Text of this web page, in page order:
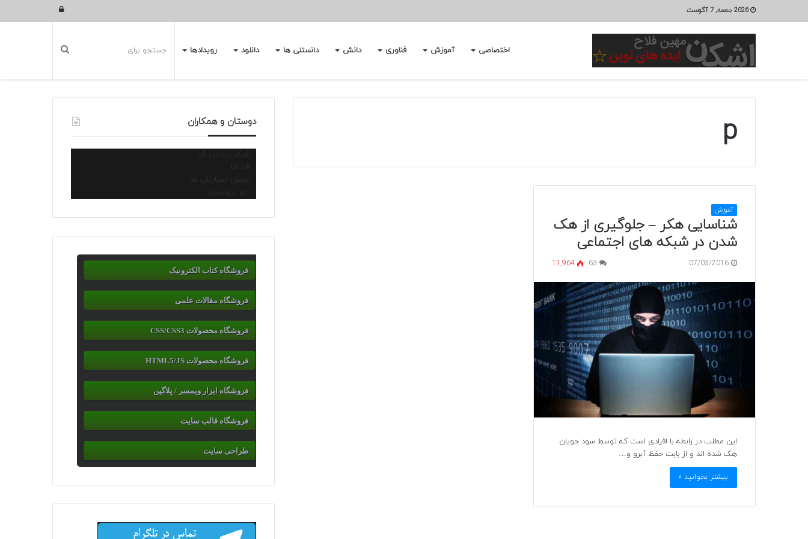
2026 جمعه, 7 آگوست ورود
اختصاصی آموزش فناوری دانش دانستنی ها دانلود رویدادها
p
آموزش
شناسایی هکر – جلوگیری از هک
شدن در شبکه های اجتماعی
07/03/2016
63
11,964
این مطلب در رابطه با افرادی است که توسط سود جویان
هک شده اند و از بابت حفظ آبرو و…
بیشتر بخوانید »
دوستان و همکاران
شرکت دانش آرا
انجمن استارتاپ ها
نانو پروسسور
فروشگاه کتاب الکترونیک
فروشگاه مقالات علمی
فروشگاه محصولات CSS/CSS3
فروشگاه محصولات HTML5/JS
فروشگاه ابزار وبمسر / پلاگین
فروشگاه قالب سایت
طراحی سایت